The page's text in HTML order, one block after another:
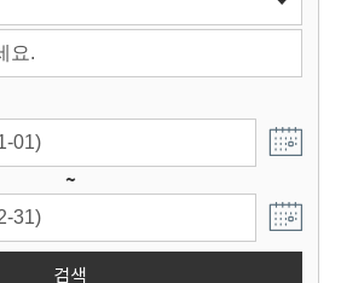
~
검색